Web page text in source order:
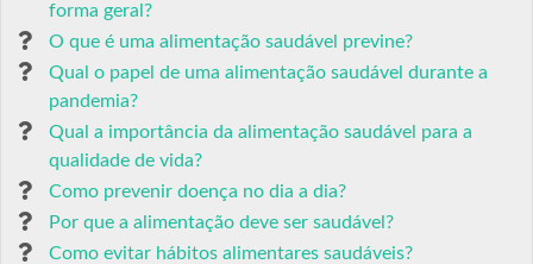
forma geral?
O que é uma alimentação saudável previne?
Qual o papel de uma alimentação saudável durante a
pandemia?
Qual a importância da alimentação saudável para a
qualidade de vida?
Como prevenir doença no dia a dia?
Por que a alimentação deve ser saudável?
Como evitar hábitos alimentares saudáveis?